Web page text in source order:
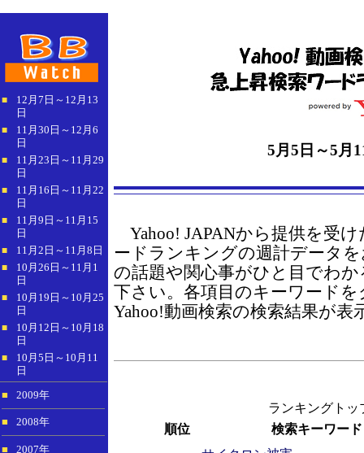
■
12月7日～12月13
日
■
11月30日～12月6
日
■
11月23日～11月29
日
■
11月16日～11月22
日
■
11月9日～11月15
日
■ 11月2日～11月8日
■
10月26日～11月1
日
■
10月19日～10月25
日
■
10月12日～10月18
日
■
10月5日～10月11
日
■ 2009年
■ 2008年
■ 2007年
5月5日～5月
Yahoo! JAPANから提供を受け
ードランキングの週計データ
の話題や関心事がひと目でわ
下さい。各項目のキーワード
Yahoo!動画検索の検索結果が表
ランキングトッ
順位
検索キーワード